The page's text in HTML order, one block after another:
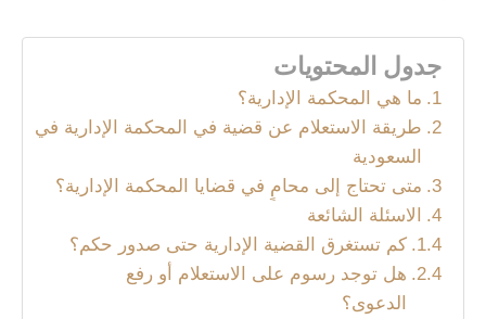
جدول المحتويات
ما هي المحكمة الإدارية؟
طريقة الاستعلام عن قضية في المحكمة الإدارية في
السعودية
متى تحتاج إلى محامٍ في قضايا المحكمة الإدارية؟
الاسئلة الشائعة
كم تستغرق القضية الإدارية حتى صدور حكم؟
هل توجد رسوم على الاستعلام أو رفع
الدعوى؟